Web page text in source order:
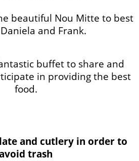
beautiful Nou Mitte to best
and Frank.
buffet to share and
in providing the best
food.
and cutlery in order to
trash